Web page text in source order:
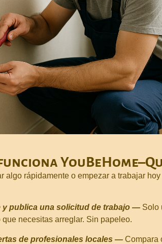
algo rápidamente o empezar a trabajar
y publica una solicitud de trabajo — Solo
necesitas arreglar. Sin papeleo.
de profesionales locales — Compara